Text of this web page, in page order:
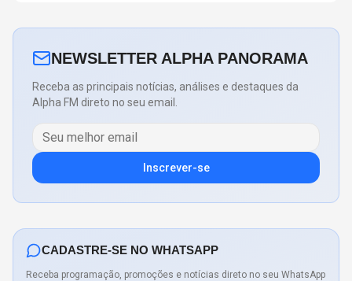
NEWSLETTER ALPHA PANORAMA
Receba as principais notícias, análises e destaques da
Alpha FM direto no seu email.
Inscrever-se
CADASTRE-SE NO WHATSAPP
Receba programação, promoções e notícias direto no seu WhatsApp